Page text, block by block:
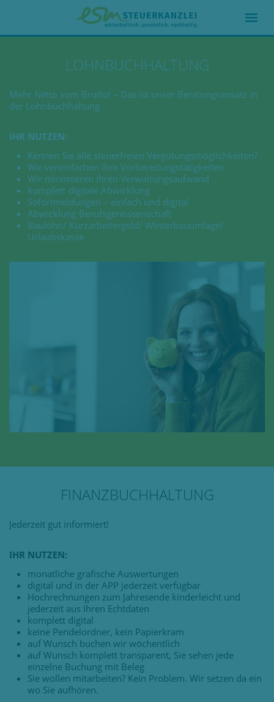
LOHNBUCHHALTUNG
Mehr Netto vom Brutto! – Das ist unser Beratungsansatz in
der Lohnbuchhaltung
IHR NUTZEN:
Kennen Sie alle steuerfreien Vergütungsmöglichkeiten?
Wir vereinfachen Ihre Vorbereitungstätigkeiten
Wir minimieren Ihren Verwaltungsaufwand
komplett digitale Abwicklung
Sofortmeldungen – einfach und digital
Abwicklung Berufsgenossenschaft
Baulohn/ Kurzarbeitergeld/ Winterbauumlage/
Urlaubskasse
FINANZBUCHHALTUNG
Jederzeit gut informiert!
IHR NUTZEN:
monatliche grafische Auswertungen
digital und in der APP jederzeit verfügbar
Hochrechnungen zum Jahresende kinderleicht und
jederzeit aus Ihren Echtdaten
komplett digital
keine Pendelordner, kein Papierkram
auf Wunsch buchen wir wöchentlich
auf Wunsch komplett transparent, Sie sehen jede
einzelne Buchung mit Beleg
Sie wollen mitarbeiten? Kein Problem. Wir setzen da ein
wo Sie aufhören.